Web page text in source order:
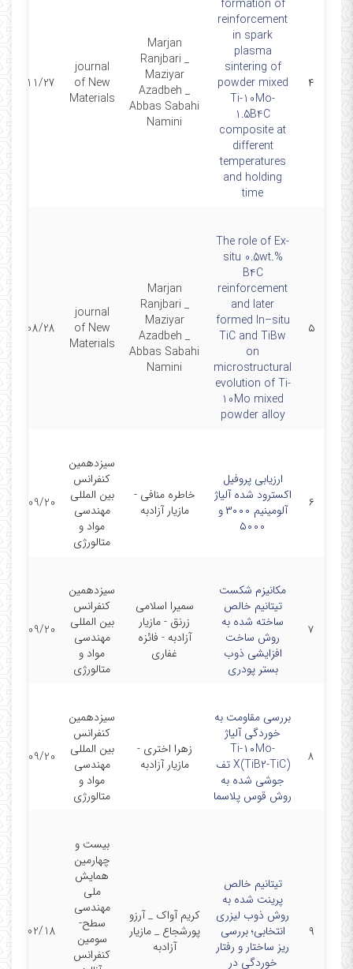
۴
formation of
reinforcement
in spark
plasma
sintering of
powder mixed
Ti-10Mo-
1.5B4C
composite at
different
temperatures
and holding
time
Marjan
Ranjbari _
Maziyar
Azadbeh _
Abbas Sabahi
Namini
journal
of New
Materials
11/27
۵
The role of Ex-
situ 0.5wt.%
B4C
reinforcement
and later
formed In–situ
TiC and TiBw
on
microstructural
evolution of Ti-
10Mo mixed
powder alloy
Marjan
Ranjbari _
Maziyar
Azadbeh _
Abbas Sabahi
Namini
journal
of New
Materials
08/28
۶
ارزیابی پروفیل
اکسترود شده آلیاژ
آلومینیم ۳۰۰۰ و
۵۰۰۰
خاطره منافی -
مازیار آزادبه
سیزدهمین
کنفرانس
بین المللی
مهندسی
مواد و
متالورژی
09/20
۷
مکانیزم شکست
تیتانیم خالص
ساخته شده به
روش ساخت
افزایشی ذوب
بستر پودری
سمیرا اسلامی
زرنق - مازیار
آزادبه - فائزه
غفاری
سیزدهمین
کنفرانس
بین المللی
مهندسی
مواد و
متالورژی
09/20
۸
بررسی مقاومت به
خوردگی آلیاژ
Ti-۱۰Mo-
X(TiB۲-TiC) تف
جوشی شده به
روش قوس پلاسما
زهرا اختری -
مازیار آزادبه
سیزدهمین
کنفرانس
بین المللی
مهندسی
مواد و
متالورژی
09/20
۹
تیتانیم خالص
پرینت شده به
روش ذوب لیزری
انتخابی؛ بررسی
ریز ساختار و رفتار
خوردگی در
کریم آواک _ آرزو
پورشجاع _ مازیار
آزادبه
بیست و
چهارمین
همایش
ملی
مهندسی
سطح-
سومین
کنفرانس
02/18